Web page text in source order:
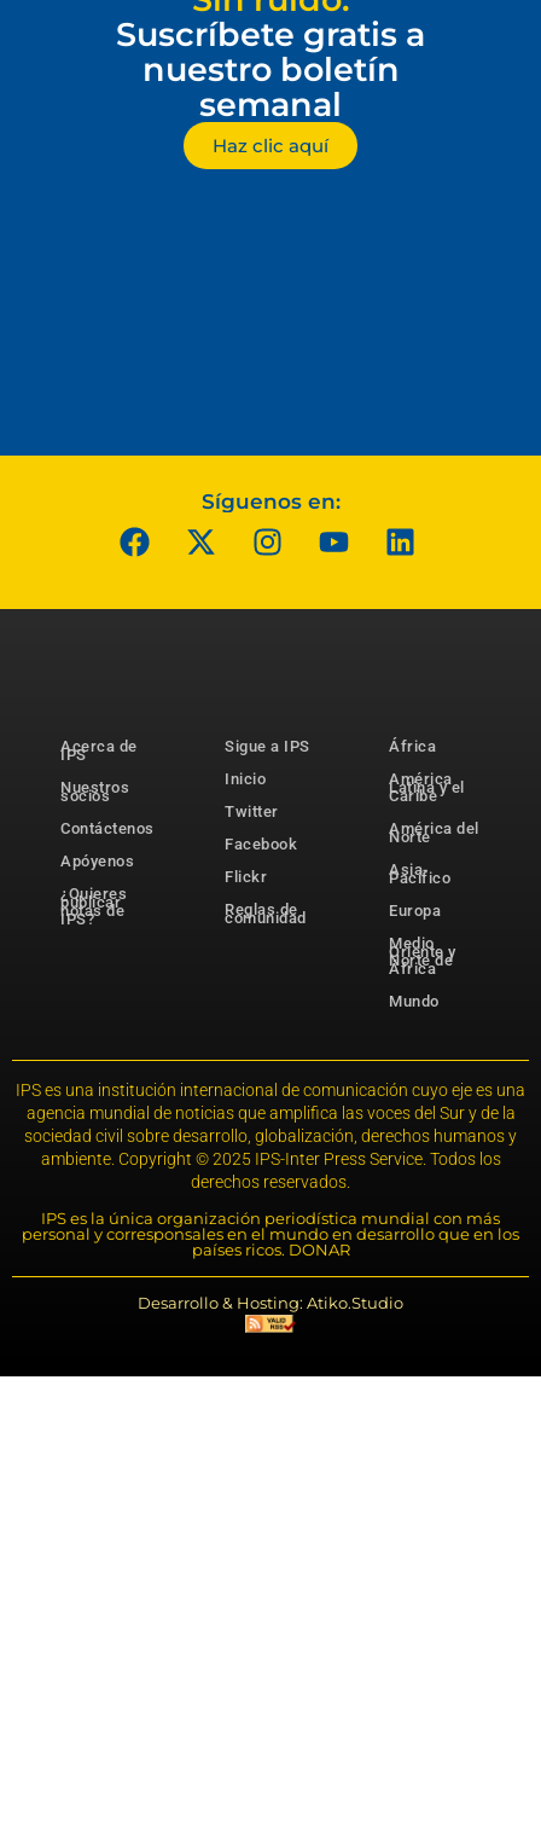
Suscríbete gratis a
nuestro boletín
semanal
Haz clic aquí
Síguenos en:
Acerca de
IPS
Nuestros
socios
Contáctenos
Apóyenos
¿Quieres
publicar
notas de
IPS?
Sigue a IPS
Inicio
Twitter
Facebook
Flickr
Reglas de
comunidad
África
América
Latina y el
Caribe
América del
Norte
Asia-
Pacífico
Europa
Medio
Oriente y
Norte de
África
Mundo
IPS es una institución internacional de comunicación cuyo eje es una
agencia mundial de noticias que amplifica las voces del Sur y de la
sociedad civil sobre desarrollo, globalización, derechos humanos y
ambiente. Copyright © 2025 IPS-Inter Press Service. Todos los
derechos reservados.
IPS es la única organización periodística mundial con más
personal y corresponsales en el mundo en desarrollo que en los
países ricos. DONAR
Desarrollo & Hosting: Atiko.Studio